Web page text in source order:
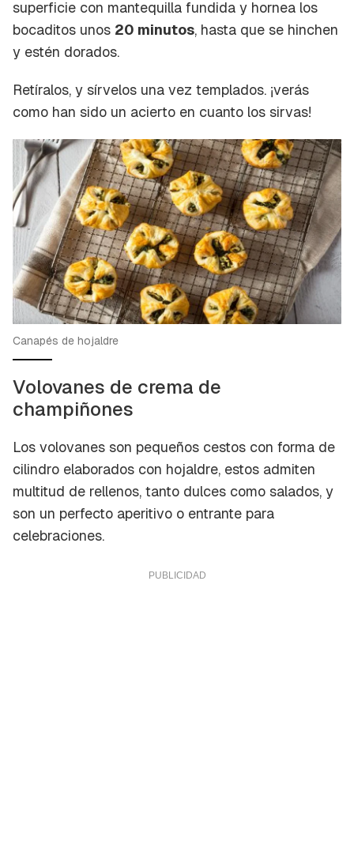
superficie con mantequilla fundida y hornea los
bocaditos unos 20 minutos, hasta que se hinchen
y estén dorados.
Retíralos, y sírvelos una vez templados. ¡verás
como han sido un acierto en cuanto los sirvas!
Canapés de hojaldre
Volovanes de crema de
champiñones
Los volovanes son pequeños cestos con forma de
cilindro elaborados con hojaldre, estos admiten
multitud de rellenos, tanto dulces como salados, y
son un perfecto aperitivo o entrante para
celebraciones.